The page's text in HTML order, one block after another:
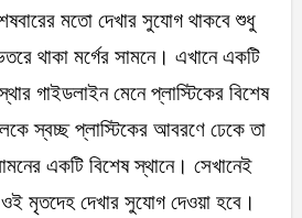
মতো দেখার সুযোগ থাকবে শুধু
থাকা মর্গের সামনে। এখানে একটি
গাইডলাইন মেনে প্লাস্টিকের বিশেষ
স্বচ্ছ প্লাস্টিকের আবরণে ঢেকে তা
একটি বিশেষ স্থানে। সেখানেই
মৃতদেহ দেখার সুযোগ দেওয়া হবে।